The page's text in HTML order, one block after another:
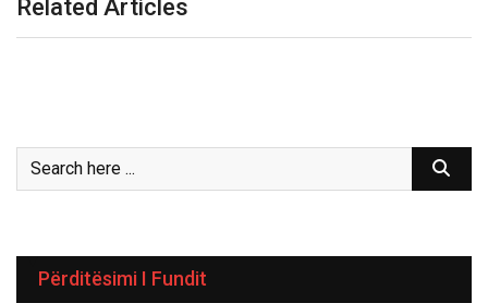
Related Articles
Përditësimi I Fundit